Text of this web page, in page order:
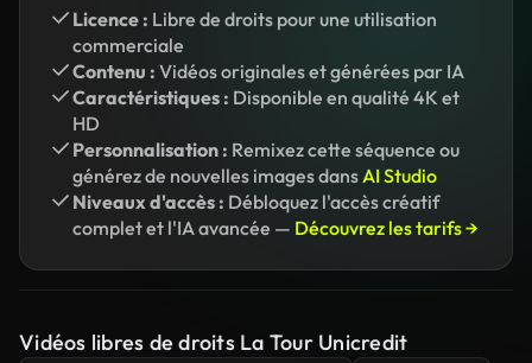
Licence : Libre de droits pour une utilisation
commerciale
Contenu : Vidéos originales et générées par IA
Caractéristiques : Disponible en qualité 4K et
HD
Personnalisation : Remixez cette séquence ou
générez de nouvelles images dansAI Studio
Niveaux d'accès : Débloquez l'accès créatif
complet et l'IA avancée — Découvrez les tarifs →
Vidéos libres de droits La Tour Unicredit